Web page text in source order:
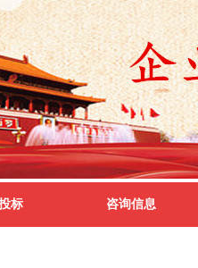
标 咨询信息